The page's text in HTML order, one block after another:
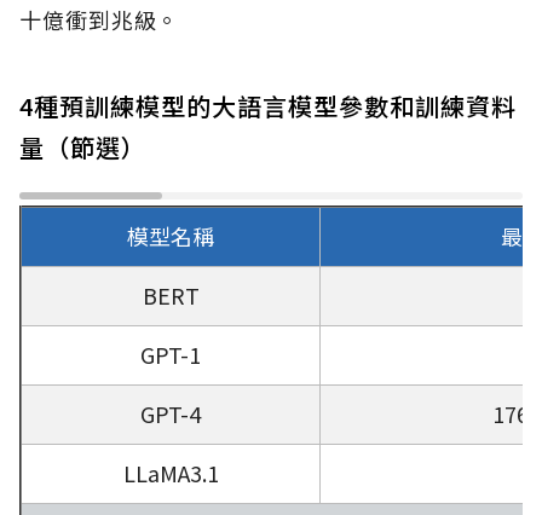
十億衝到兆級。
4種預訓練模型的大語言模型參數和訓練資料
量（節選）
模型名稱
最
BERT
GPT-1
GPT-4
LLaMA3.1